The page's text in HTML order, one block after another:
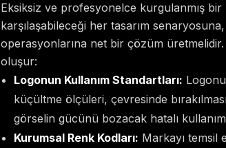
Eksiksiz ve profesyonelce kurgulanmış bir
karşılaşabileceği her tasarım
operasyonlarına net bir çözüm
oluşur:
Logonun Kullanım Standartları:
küçültme ölçüleri, çevresinde
görselin gücünü bozacak hatalı
Kurumsal Renk Kodları: Markayı temsil